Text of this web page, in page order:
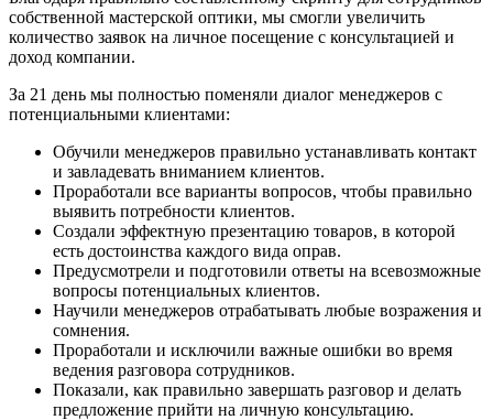
собственной мастерской оптики, мы смогли увеличить
количество заявок на личное посещение с консультацией и
доход компании.
За 21 день мы полностью поменяли диалог менеджеров с
потенциальными клиентами:
Обучили менеджеров правильно устанавливать контакт
и завладевать вниманием клиентов.
Проработали все варианты вопросов, чтобы правильно
выявить потребности клиентов.
Создали эффектную презентацию товаров, в которой
есть достоинства каждого вида оправ.
Предусмотрели и подготовили ответы на всевозможные
вопросы потенциальных клиентов.
Научили менеджеров отрабатывать любые возражения и
сомнения.
Проработали и исключили важные ошибки во время
ведения разговора сотрудников.
Показали, как правильно завершать разговор и делать
предложение прийти на личную консультацию.